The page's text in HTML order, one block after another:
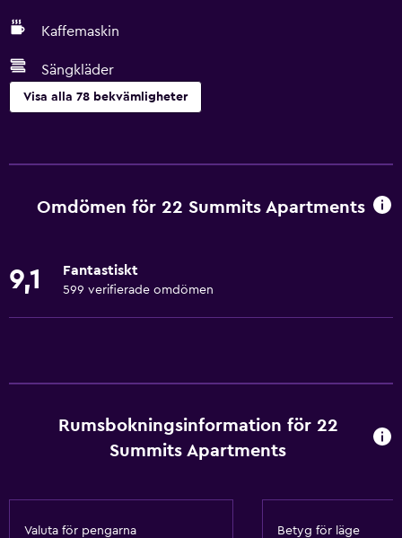
Kaffemaskin
Sängkläder
Visa alla 78 bekvämligheter
Flodutsikt
Trägolv eller parkettgolv
Bergsutsikt
Kakel/marmorgolv
Omdömen för 22 Summits Apartments
9,1 Fantastiskt
599 verifierade omdömen
Rumsbokningsinformation för 22
Summits Apartments
Valuta för pengarna Betyg för läge